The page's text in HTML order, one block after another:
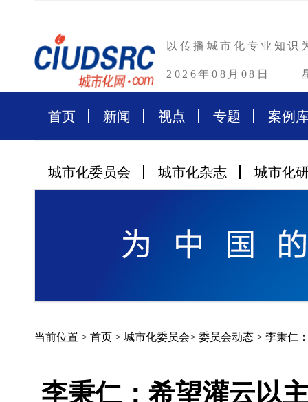
以传播城市化专业知识
2026年08月08日
首页 新闻 视点 专题 案例
城市化委员会 城市化杂志 城市化
当前位置 > 首页 > 城市化委员会> 委员会动态 > 李秉仁
李秉仁：希望灌云以